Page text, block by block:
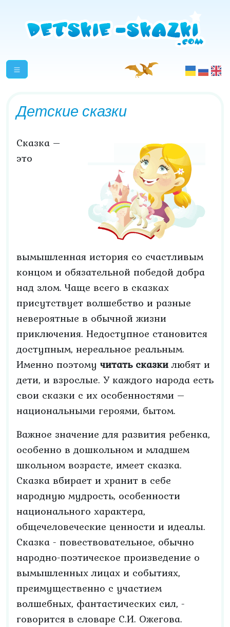
Детские сказки
Сказка –
это
вымышленная история со счастливым
концом и обязательной победой добра
над злом. Чаще всего в сказках
присутствует волшебство и разные
невероятные в обычной жизни
приключения. Недоступное становится
доступным, нереальное реальным.
Именно поэтому читать сказкилюбят и
дети, и взрослые. У каждого народа есть
свои сказки с их особенностями –
национальными героями, бытом.
Важное значение для развития ребенка,
особенно в дошкольном и младшем
школьном возрасте, имеет сказка.
Сказка вбирает и хранит в себе
народную мудрость, особенности
национального характера,
общечеловеческие ценности и идеалы.
Сказка - повествовательное, обычно
народно-поэтическое произведение о
вымышленных лицах и событиях,
преимущественно с участием
волшебных, фантастических сил, -
говорится в словаре С.И. Ожегова.